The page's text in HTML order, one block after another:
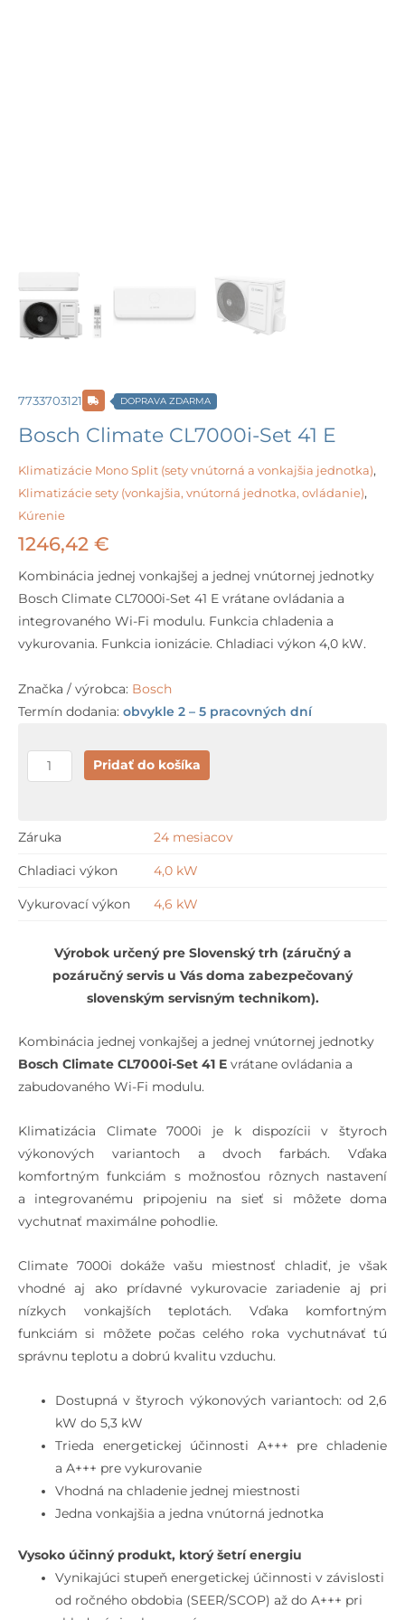
7733703121 DOPRAVA ZDARMA
Bosch Climate CL7000i-Set 41 E
Klimatizácie Mono Split (sety vnútorná a vonkajšia jednotka),
Klimatizácie sety (vonkajšia, vnútorná jednotka, ovládanie),
Kúrenie
1246,42 €
Kombinácia jednej vonkajšej a jednej vnútornej jednotky
Bosch Climate CL7000i-Set 41 E vrátane ovládania a
integrovaného Wi-Fi modulu. Funkcia chladenia a
vykurovania. Funkcia ionizácie. Chladiaci výkon 4,0 kW.
Značka / výrobca: Bosch
Termín dodania: obvykle 2 – 5 pracovných dní
množstvo
Bosch
41
Pridať do košíka
Záruka 24 mesiacov
Chladiaci výkon 4,0 kW
Vykurovací výkon 4,6 kW
Výrobok určený pre Slovenský trh (záručný a
pozáručný servis u Vás doma zabezpečovaný
slovenským servisným technikom).
Kombinácia jednej vonkajšej a jednej vnútornej jednotky
Bosch Climate CL7000i-Set 41 E vrátane ovládania a
zabudovaného Wi-Fi modulu.
Klimatizácia Climate 7000i je k dispozícii v štyroch
výkonových variantoch a dvoch farbách. Vďaka
komfortným funkciám s možnosťou rôznych nastavení
a integrovanému pripojeniu na sieť si môžete doma
vychutnať maximálne pohodlie.
Climate 7000i dokáže vašu miestnosť chladiť, je však
vhodné aj ako prídavné vykurovacie zariadenie aj pri
nízkych vonkajších teplotách. Vďaka komfortným
funkciám si môžete počas celého roka vychutnávať tú
správnu teplotu a dobrú kvalitu vzduchu.
Dostupná v štyroch výkonových variantoch: od 2,6
kW do 5,3 kW
Trieda energetickej účinnosti A+++ pre chladenie
a A+++ pre vykurovanie
Vhodná na chladenie jednej miestnosti
Jedna vonkajšia a jedna vnútorná jednotka
Vysoko účinný produkt, ktorý šetrí energiu
Vynikajúci stupeň energetickej účinnosti v závislosti
od ročného obdobia (SEER/SCOP) až do A+++ pri